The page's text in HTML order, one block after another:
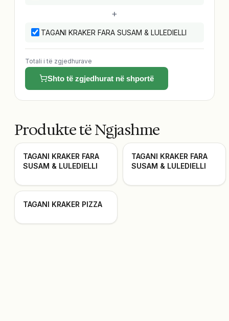
+
TAGANI KRAKER FARA SUSAM & LULEDIELLI
Totali i të zgjedhurave
Shto të zgjedhurat në shportë
Produkte të Ngjashme
TAGANI KRAKER FARA
SUSAM & LULEDIELLI
TAGANI KRAKER FARA
SUSAM & LULEDIELLI
TAGANI KRAKER PIZZA